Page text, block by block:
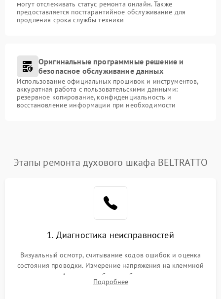
могут отслеживать статус ремонта онлайн. Также
предоставляется постгарантийное обслуживание для
продления срока службы техники
Оригинальные программные решение и
безопасное обслуживание данных
Использование официальных прошивок и инструментов,
аккуратная работа с пользовательскими данными:
резервное копирование, конфиденциальность и
восстановление информации при необходимости
Этапы ремонта духового шкафа BELTRATTO
1. Диагностика неисправностей
Визуальный осмотр, считывание кодов ошибок и оценка
состояния проводки. Измерение напряжения на клеммной
колодке. Анализ жалоб на проблемы с нагревом,
конвекцией, панелью управления или блокировкой дверцы.
Подробнее